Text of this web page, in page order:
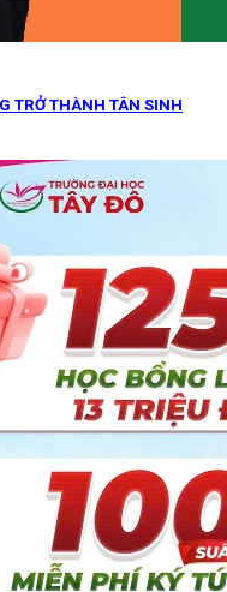
TRỞ THÀNH TÂN SINH